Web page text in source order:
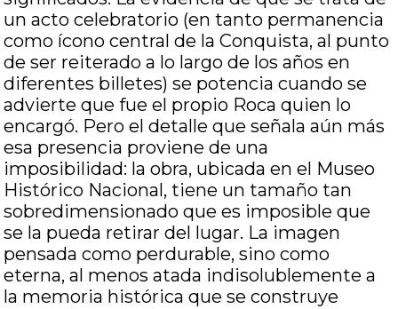
un acto celebratorio (en tanto permanencia
como ícono central de la Conquista, al punto
de ser reiterado a lo largo de los años en
diferentes billetes) se potencia cuando se
advierte que fue el propio Roca quien lo
encargó. Pero el detalle que señala aún más
esa presencia proviene de una
imposibilidad: la obra, ubicada en el Museo
Histórico Nacional, tiene un tamaño tan
sobredimensionado que es imposible que
se la pueda retirar del lugar. La imagen
pensada como perdurable, sino como
eterna, al menos atada indisolublemente a
la memoria histórica que se construye